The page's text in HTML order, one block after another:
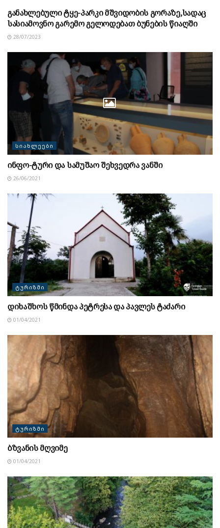
განახლებული ტყე-პარკი მშვიდობის გორაზე,სადაც
სასიამოვნო გარემო გელოდებათ ბუნების წიაღში
28/07/2023
ᲡᲘᲐᲮᲚᲔᲔᲑᲘ
ინფო-ტური და სამუშაო შეხვედრა ვანში
26/06/2021
ᲢᲣᲠᲘᲖᲛᲘ
დიხაშხოს წმინდა პეტრესა და პავლეს ტაძარი
01/04/2021
ᲢᲣᲠᲘᲖᲛᲘ
ბზვანის მღვიმე
01/04/2021